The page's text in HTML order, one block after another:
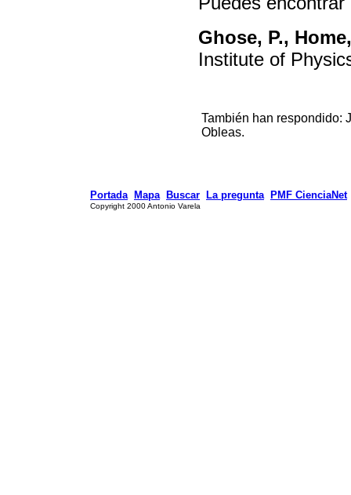
Ghose, P.,
Institute of
También han respondido:
Obleas.
Portada Mapa Buscar La pregunta PMF CienciaNet
Copyright 2000 Antonio Varela